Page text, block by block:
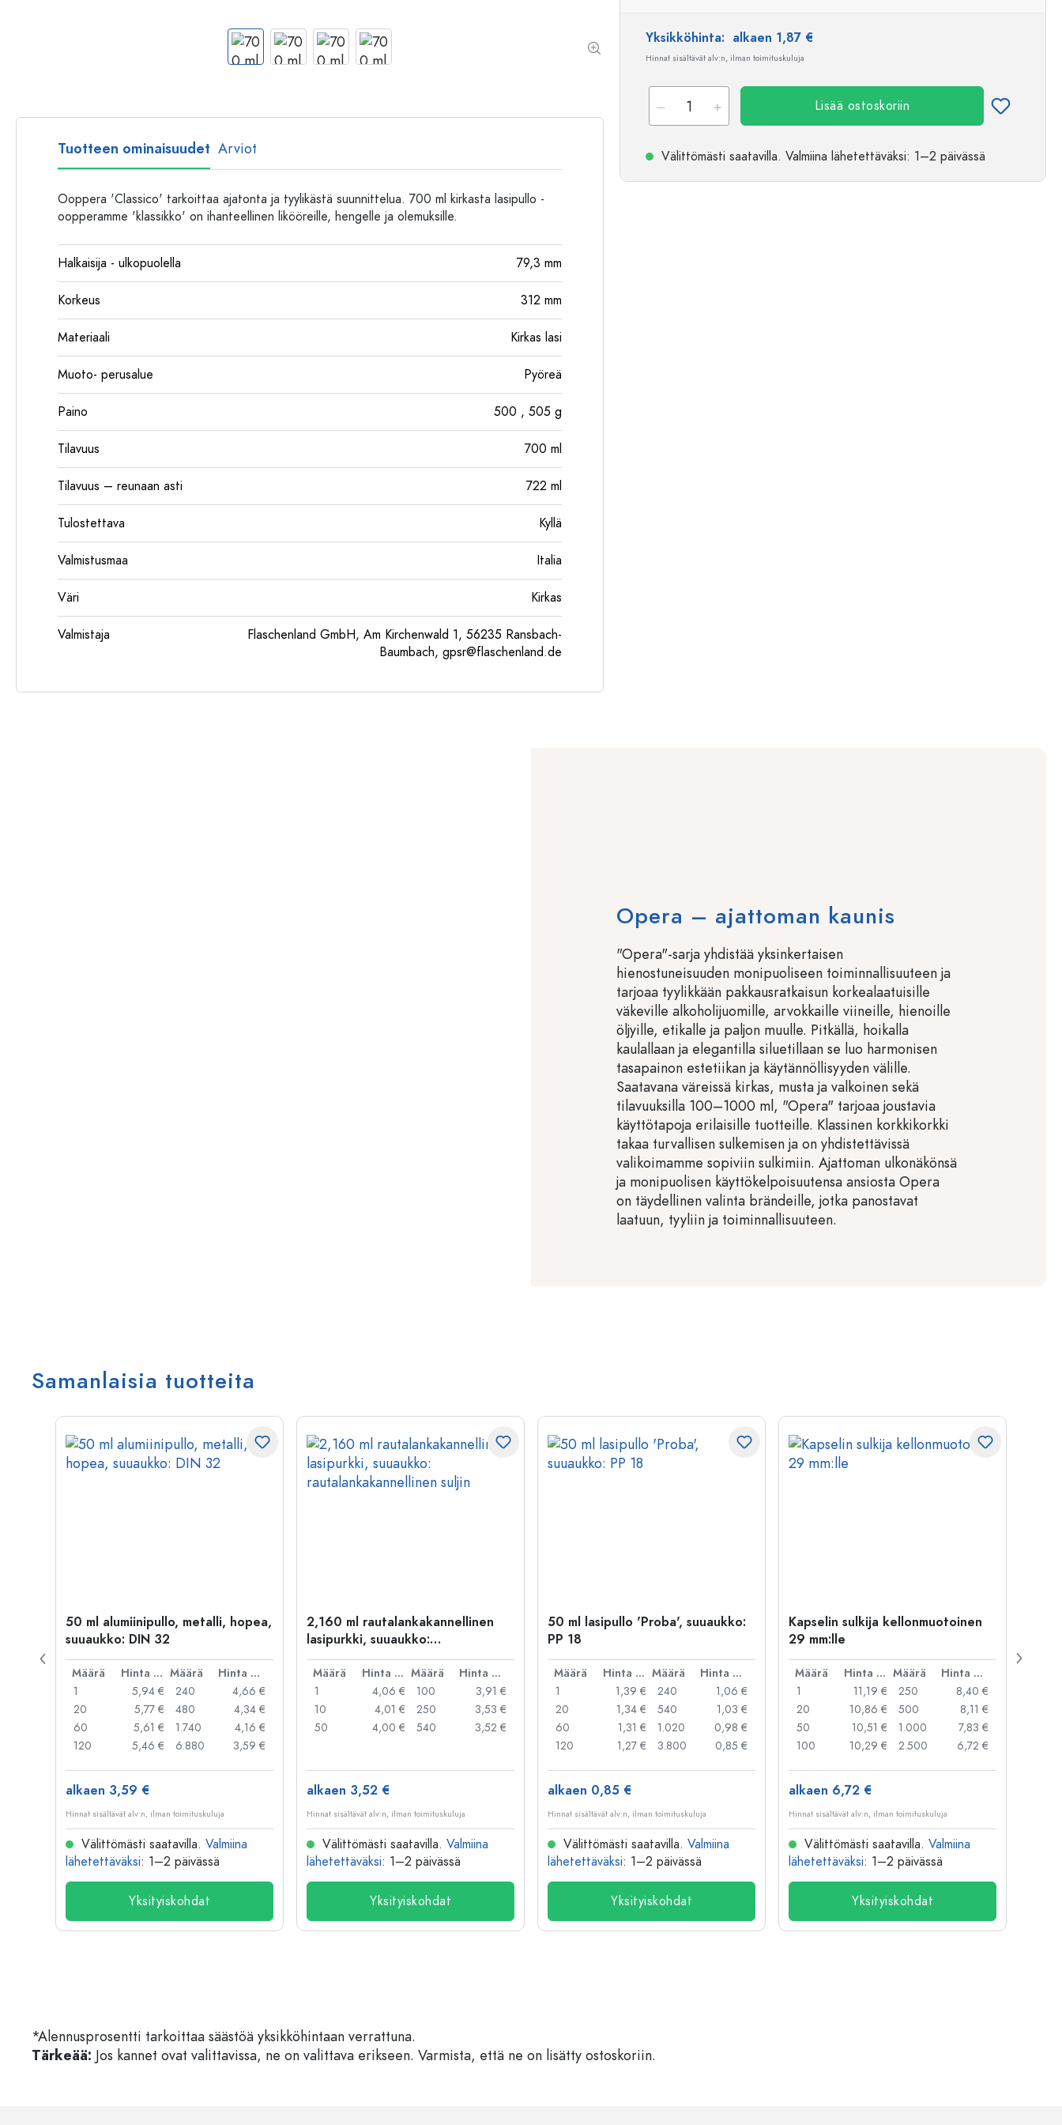
Yksikköhinta: alkaen 1,87 €
Hinnat sisältävät alv:n, ilman toimituskuluja
Lisää ostoskoriin
Välittömästi saatavilla. Valmiina lähetettäväksi: 1–2 päivässä
Tuotteen ominaisuudet Arviot
Ooppera 'Classico' tarkoittaa ajatonta ja tyylikästä suunnittelua. 700 ml kirkasta lasipullo -
oopperamme 'klassikko' on ihanteellinen likööreille, hengelle ja olemuksille.
Halkaisija - ulkopuolella 79,3 mm
Korkeus 312 mm
Materiaali Kirkas lasi
Muoto- perusalue Pyöreä
Paino 500 , 505 g
Tilavuus 700 ml
Tilavuus – reunaan asti 722 ml
Tulostettava Kyllä
Valmistusmaa Italia
Väri Kirkas
Valmistaja
Flaschenland GmbH, Am Kirchenwald 1, 56235 Ransbach-
Baumbach, gpsr@flaschenland.de
Opera – ajattoman kaunis
"Opera"-sarja yhdistää yksinkertaisen
hienostuneisuuden monipuoliseen toiminnallisuuteen ja
tarjoaa tyylikkään pakkausratkaisun korkealaatuisille
väkeville alkoholijuomille, arvokkaille viineille, hienoille
öljyille, etikalle ja paljon muulle. Pitkällä, hoikalla
kaulallaan ja elegantilla siluetillaan se luo harmonisen
tasapainon estetiikan ja käytännöllisyyden välille.
Saatavana väreissä kirkas, musta ja valkoinen sekä
tilavuuksilla 100–1000 ml, "Opera" tarjoaa joustavia
käyttötapoja erilaisille tuotteille. Klassinen korkkikorkki
takaa turvallisen sulkemisen ja on yhdistettävissä
valikoimamme sopiviin sulkimiin. Ajattoman ulkonäkönsä
ja monipuolisen käyttökelpoisuutensa ansiosta Opera
on täydellinen valinta brändeille, jotka panostavat
laatuun, tyyliin ja toiminnallisuuteen.
Samanlaisia tuotteita
50 ml alumiinipullo, metalli, hopea,
suuaukko: DIN 32
Määrä Hinta per kpl Määrä
Hinta per kpl
1
5,94 €
20
5,77 €
60
5,61 €
120
5,46 €
240
4,66 €
480
4,34 €
1.740
4,16 €
6.880
3,59 €
alkaen 3,59 €
Hinnat sisältävät alv:n, ilman toimituskuluja
Välittömästi saatavilla. Valmiina
lähetettäväksi: 1–2 päivässä
Yksityiskohdat
2,160 ml rautalankakannellinen
lasipurkki, suuaukko:
rautalankakannellinen suljin
Määrä Hinta per kpl Määrä
Hinta per kpl
1
4,06 €
10
4,01 €
50
4,00 €
100
3,91 €
250
3,53 €
540
3,52 €
alkaen 3,52 €
Hinnat sisältävät alv:n, ilman toimituskuluja
Välittömästi saatavilla. Valmiina
lähetettäväksi: 1–2 päivässä
Yksityiskohdat
50 ml lasipullo 'Proba', suuaukko:
PP 18
Määrä Hinta per kpl Määrä
Hinta per kpl
1
1,39 €
20
1,34 €
60
1,31 €
120
1,27 €
240
1,06 €
540
1,03 €
1.020
0,98 €
3.800
0,85 €
alkaen 0,85 €
Hinnat sisältävät alv:n, ilman toimituskuluja
Välittömästi saatavilla. Valmiina
lähetettäväksi: 1–2 päivässä
Yksityiskohdat
Kapselin sulkija kellonmuotoinen
29 mm:lle
Määrä Hinta per kpl Määrä
Hinta per kpl
1
11,19 €
20
10,86 €
50
10,51 €
100
10,29 €
250
8,40 €
500
8,11 €
1.000
7,83 €
2.500
6,72 €
alkaen 6,72 €
Hinnat sisältävät alv:n, ilman toimituskuluja
Välittömästi saatavilla. Valmiina
lähetettäväksi: 1–2 päivässä
Yksityiskohdat
*Alennusprosentti tarkoittaa säästöä yksikköhintaan verrattuna.
Tärkeää: Jos kannet ovat valittavissa, ne on valittava erikseen. Varmista, että ne on lisätty ostoskoriin.